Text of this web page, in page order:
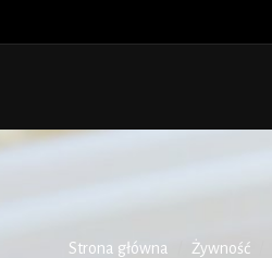
Strona główna Żywność